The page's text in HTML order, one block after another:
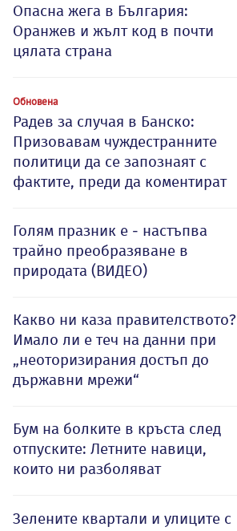
Опасна жега в България:
Оранжев и жълт код в почти
цялата страна
Обновена
Радев за случая в Банско:
Призовавам чуждестранните
политици да се запознаят с
фактите, преди да коментират
Голям празник е - настъпва
трайно преобразяване в
природата (ВИДЕО)
Какво ни каза правителството?
Имало ли е теч на данни при
„неоторизирания достъп до
държавни мрежи“
Бум на болките в кръста след
отпуските: Летните навици,
които ни разболяват
Зелените квартали и улиците с